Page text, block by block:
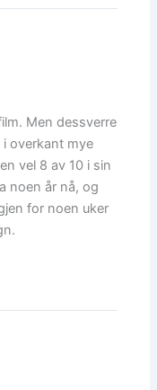
Men dessverre
overkant mye
vel 8 av 10 i sin
noen år nå, og
for noen uker